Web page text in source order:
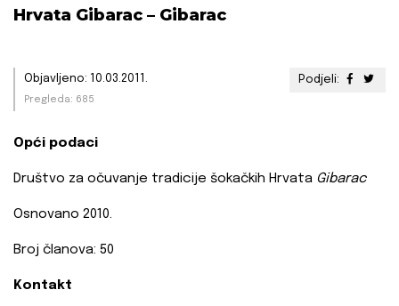
Hrvata Gibarac – Gibarac
Podjeli:
Objavljeno: 10.03.2011.
Pregleda: 685
Opći podaci
Društvo za očuvanje tradicije šokačkih Hrvata Gibarac
Osnovano 2010.
Broj članova: 50
Kontakt